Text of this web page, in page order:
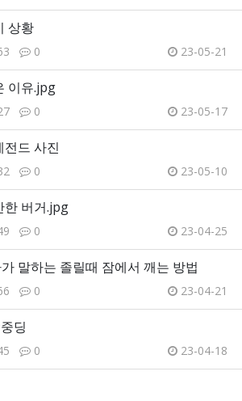
상황
0 23-05-21
이유.jpg
0 23-05-17
드 사진
0 23-05-10
한 버거.jpg
0 23-04-25
말하는 졸릴때 잠에서 깨는 방법
0 23-04-21
딩
0 23-04-18